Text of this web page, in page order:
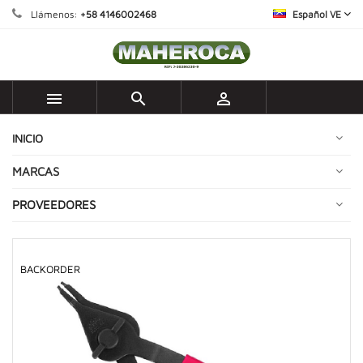
Llámenos: +58 4146002468 Español VE
  
INICIO
MARCAS
PROVEEDORES
BACKORDER